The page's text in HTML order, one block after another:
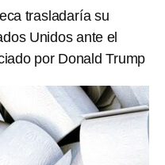
trasladaría su
Unidos ante el
por Donald Trump